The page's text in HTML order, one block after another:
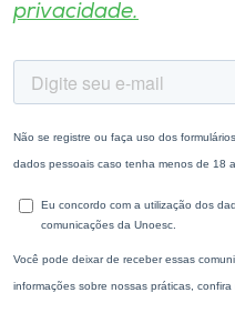
privacidade.